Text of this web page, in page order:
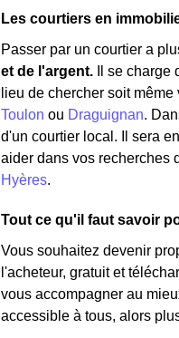
Les courtiers en
Passer par un courtier a
et de l'argent.
Il se
lieu de chercher soit
Toulon ou Draguignan.
d'un courtier local. Il sera
aider dans vos recherches
Hyères.
Tout ce qu'il faut savoir
Vous souhaitez devenir
l'acheteur, gratuit et
vous accompagner au
accessible à tous, alors